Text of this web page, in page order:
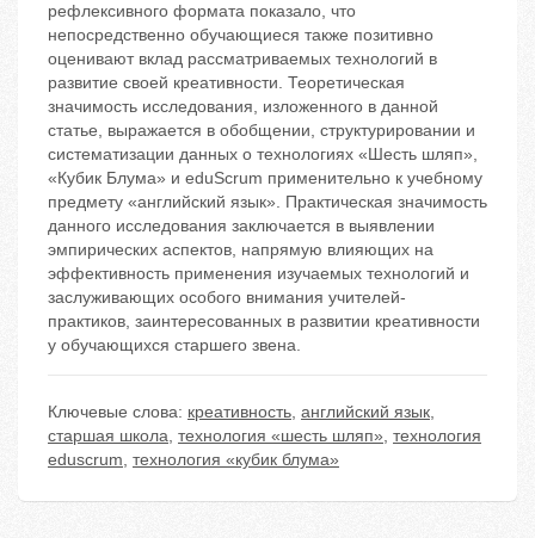
рефлексивного формата показало, что
непосредственно обучающиеся также позитивно
оценивают вклад рассматриваемых технологий в
развитие своей креативности. Теоретическая
значимость исследования, изложенного в данной
статье, выражается в обобщении, структурировании и
систематизации данных о технологиях «Шесть шляп»,
«Кубик Блума» и eduScrum применительно к учебному
предмету «английский язык». Практическая значимость
данного исследования заключается в выявлении
эмпирических аспектов, напрямую влияющих на
эффективность применения изучаемых технологий и
заслуживающих особого внимания учителей-
практиков, заинтересованных в развитии креативности
у обучающихся старшего звена.
Ключевые слова: креативность, английский язык,
старшая школа, технология «шесть шляп», технология
eduscrum, технология «кубик блума»